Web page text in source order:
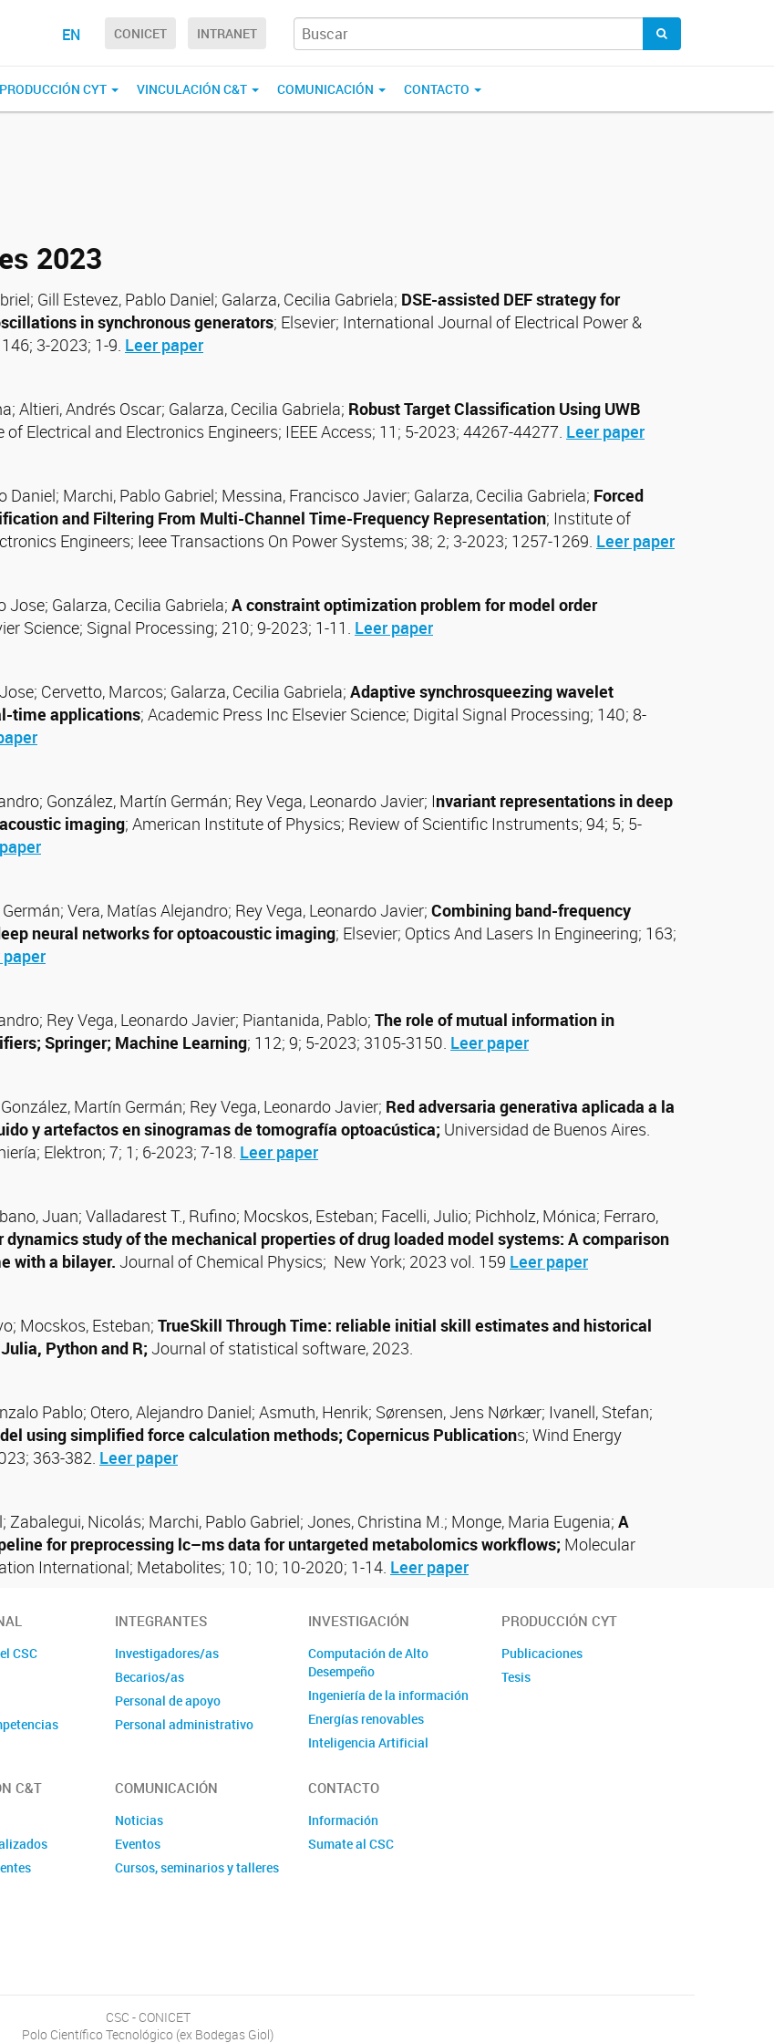
EN CONICET INTRANET
PRODUCCIÓN CYT VINCULACIÓN C&T COMUNICACIÓN CONTACTO
2023
Gill Estevez, Pablo Daniel; Galarza, Cecilia Gabriela; DSE-assisted DEF strategy for
in synchronous generators; Elsevier; International Journal of Electrical Power &
3-2023; 1-9. Leer paper
Altieri, Andrés Oscar; Galarza, Cecilia Gabriela; Robust Target Classification Using UWB
of Electrical and Electronics Engineers; IEEE Access; 11; 5-2023; 44267-44277. Leer paper
Daniel; Marchi, Pablo Gabriel; Messina, Francisco Javier; Galarza, Cecilia Gabriela; Forced
and Filtering From Multi-Channel Time-Frequency Representation; Institute of
Engineers; Ieee Transactions On Power Systems; 38; 2; 3-2023; 1257-1269. Leer paper
Jose; Galarza, Cecilia Gabriela; A constraint optimization problem for model order
Science; Signal Processing; 210; 9-2023; 1-11. Leer paper
Cervetto, Marcos; Galarza, Cecilia Gabriela; Adaptive synchrosqueezing wavelet
time applications; Academic Press Inc Elsevier Science; Digital Signal Processing; 140; 8-
González, Martín Germán; Rey Vega, Leonardo Javier; Invariant representations in deep
imaging; American Institute of Physics; Review of Scientific Instruments; 94; 5; 5-
Vera, Matías Alejandro; Rey Vega, Leonardo Javier; Combining band-frequency
neural networks for optoacoustic imaging; Elsevier; Optics And Lasers In Engineering; 163;
paper
Rey Vega, Leonardo Javier; Piantanida, Pablo; The role of mutual information in
Springer; Machine Learning; 112; 9; 5-2023; 3105-3150. Leer paper
Martín Germán; Rey Vega, Leonardo Javier; Red adversaria generativa aplicada a la
y artefactos en sinogramas de tomografía optoacústica; Universidad de Buenos Aires.
Elektron; 7; 1; 6-2023; 7-18. Leer paper
Juan; Valladarest T., Rufino; Mocskos, Esteban; Facelli, Julio; Pichholz, Mónica; Ferraro,
dynamics study of the mechanical properties of drug loaded model systems: A comparison
with a bilayer. Journal of Chemical Physics; New York; 2023 vol. 159 Leer paper
Mocskos, Esteban; TrueSkill Through Time: reliable initial skill estimates and historical
Python and R;Journal of statistical software, 2023.
Pablo; Otero, Alejandro Daniel; Asmuth, Henrik; Sørensen, Jens Nørkær; Ivanell, Stefan;
using simplified force calculation methods; Copernicus Publications; Wind Energy
363-382. Leer paper
Zabalegui, Nicolás; Marchi, Pablo Gabriel; Jones, Christina M.; Monge, Maria Eugenia; A
for preprocessing lc–ms data for untargeted metabolomics workflows; Molecular
International; Metabolites; 10; 10; 10-2020; 1-14. Leer paper
CSC
INTEGRANTES
Investigadores/as
Becarios/as
Personal de apoyo
Personal administrativo
INVESTIGACIÓN
Computación de Alto
Desempeño
Ingeniería de la información
Energías renovables
Inteligencia Artificial
Laboratorios
PRODUCCIÓN CYT
Publicaciones
Tesis
C&T COMUNICACIÓN
Noticias
Eventos
Cursos, seminarios y talleres
CONTACTO
Información
Sumate al CSC
CSC - CONICET
Polo Científico Tecnológico (ex Bodegas Giol)